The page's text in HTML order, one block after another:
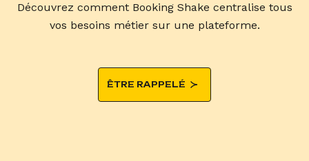
Découvrez comment Booking Shake centralise tous
vos besoins métier sur une plateforme.
ÊTRE RAPPELÉ